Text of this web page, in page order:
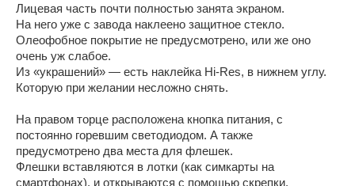
Лицевая часть почти полностью занята экраном.
На него уже с завода наклеено защитное стекло.
Олеофобное покрытие не предусмотрено, или же оно
очень уж слабое.
Из «украшений» — есть наклейка Hi-Res, в нижнем углу.
Которую при желании несложно снять.
На правом торце расположена кнопка питания, с
постоянно горевшим светодиодом. А также
предусмотрено два места для флешек.
Флешки вставляются в лотки (как симкарты на
смартфонах), и открываются с помощью скрепки.